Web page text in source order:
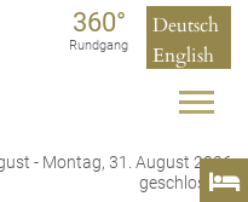
Deutsch
English
360°
Rundgang
- Montag, 31. August 2026
geschlossen
